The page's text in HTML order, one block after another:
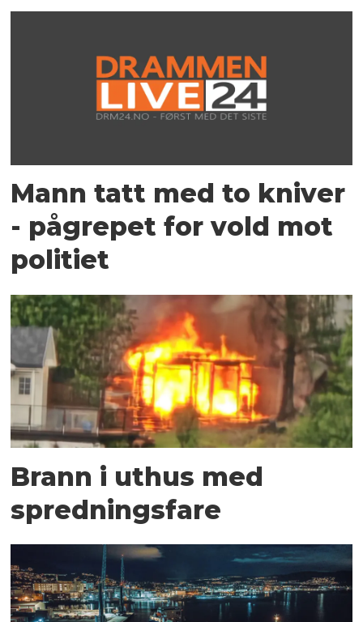
Mann tatt med to kniver
- pågrepet for vold mot
politiet
Brann i uthus med
spredningsfare